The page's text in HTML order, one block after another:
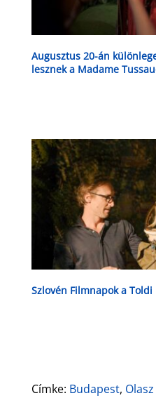
Augusztus 20-án
lesznek a Madame
Szlovén Filmnapok a
Címke: Budapest,